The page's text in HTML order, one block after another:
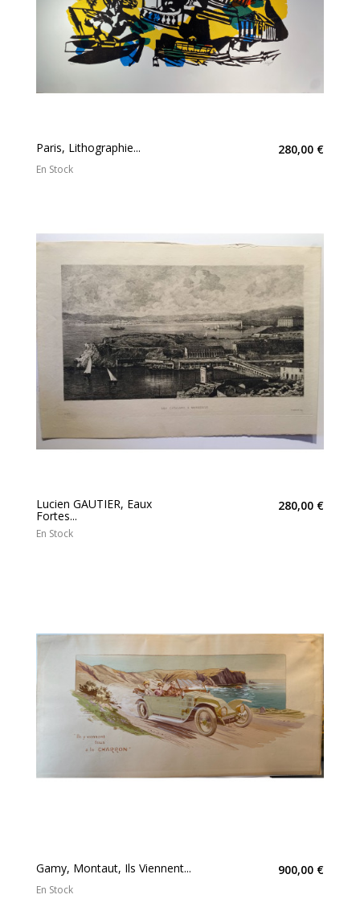
Paris, Lithographie... 280,00 €
En Stock
Lucien GAUTIER, Eaux
Fortes...
280,00 €
En Stock
Gamy, Montaut, Ils Viennent... 900,00 €
En Stock